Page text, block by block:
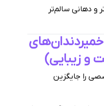
و دهانی سالم‌تر
خمیردندان‌های
و زیبایی)
را جایگزین